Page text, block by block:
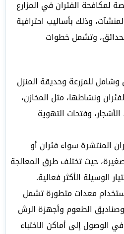
لمكافحة الفئران في المزارع
وذلك بأساليب احترافية
وتشمل خطوات
للمزرعة وحديقة المنزل
ونشاطها، مثل المخازن،
وفتحات التهوية
المنتشرة سواء فئران أو
حيث تختلف طرق المعالجة
الوسيلة الأكثر فعالية.
معدات متطورة تشمل
وصناديق الطعوم وأجهزة الرش
الوصول إلى أماكن الاختباء